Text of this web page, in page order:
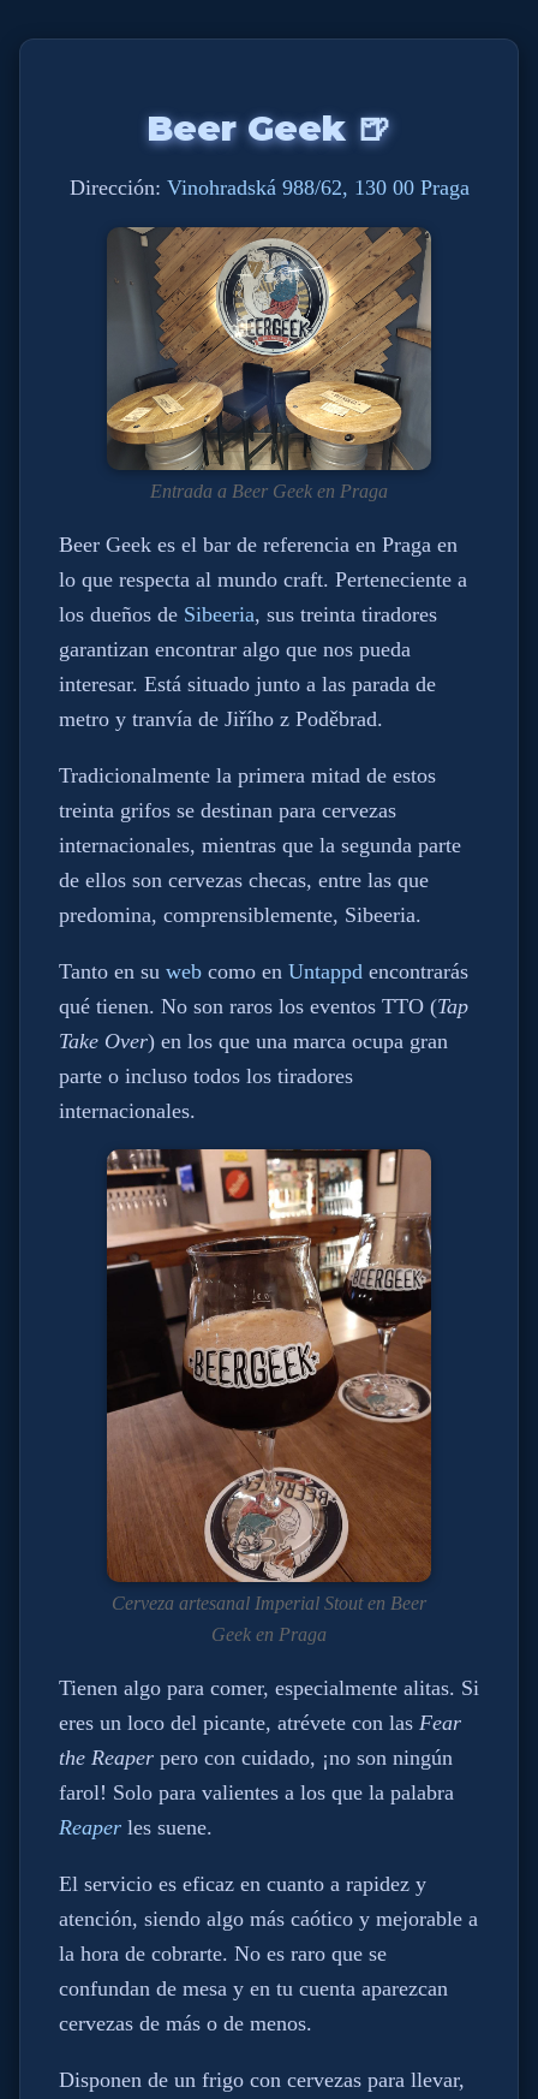
Beer Geek 🍺
Dirección: Vinohradská 988/62, 130 00 Praga
Entrada a Beer Geek en Praga
Beer Geek es el bar de referencia en Praga en
lo que respecta al mundo craft. Perteneciente a
los dueños de Sibeeria, sus treinta tiradores
garantizan encontrar algo que nos pueda
interesar. Está situado junto a las parada de
metro y tranvía de Jiřího z Poděbrad.
Tradicionalmente la primera mitad de estos
treinta grifos se destinan para cervezas
internacionales, mientras que la segunda parte
de ellos son cervezas checas, entre las que
predomina, comprensiblemente, Sibeeria.
Tanto en su web como en Untappd encontrarás
qué tienen. No son raros los eventos TTO (Tap
Take Over) en los que una marca ocupa gran
parte o incluso todos los tiradores
internacionales.
Cerveza artesanal Imperial Stout en Beer
Geek en Praga
Tienen algo para comer, especialmente alitas. Si
eres un loco del picante, atrévete con las Fear
the Reaper pero con cuidado, ¡no son ningún
farol! Solo para valientes a los que la palabra
Reaper les suene.
El servicio es eficaz en cuanto a rapidez y
atención, siendo algo más caótico y mejorable a
la hora de cobrarte. No es raro que se
confundan de mesa y en tu cuenta aparezcan
cervezas de más o de menos.
Disponen de un frigo con cervezas para llevar,